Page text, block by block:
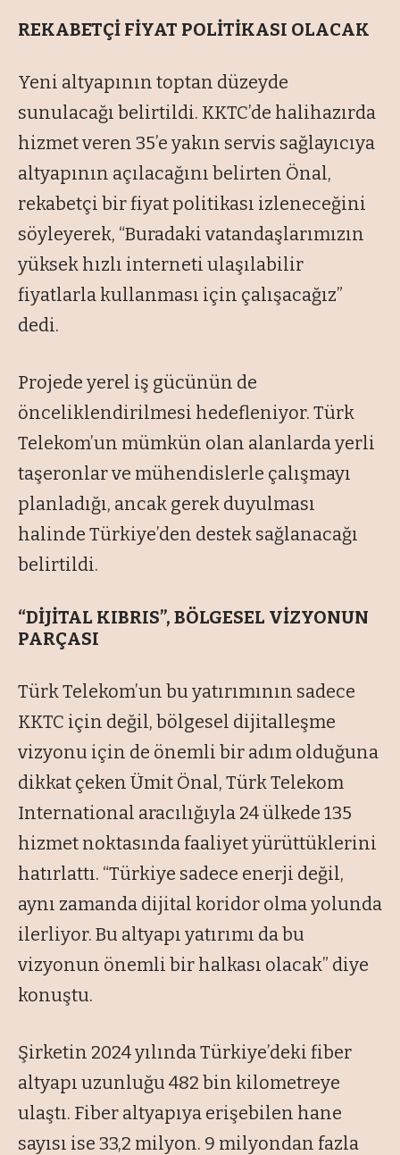
REKABETÇİ FİYAT POLİTİKASI OLACAK
Yeni altyapının toptan düzeyde
sunulacağı belirtildi. KKTC’de halihazırda
hizmet veren 35’e yakın servis sağlayıcıya
altyapının açılacağını belirten Önal,
rekabetçi bir fiyat politikası izleneceğini
söyleyerek, “Buradaki vatandaşlarımızın
yüksek hızlı interneti ulaşılabilir
fiyatlarla kullanması için çalışacağız”
dedi.
Projede yerel iş gücünün de
önceliklendirilmesi hedefleniyor. Türk
Telekom’un mümkün olan alanlarda yerli
taşeronlar ve mühendislerle çalışmayı
planladığı, ancak gerek duyulması
halinde Türkiye’den destek sağlanacağı
belirtildi.
“DİJİTAL KIBRIS”, BÖLGESEL VİZYONUN
PARÇASI
Türk Telekom’un bu yatırımının sadece
KKTC için değil, bölgesel dijitalleşme
vizyonu için de önemli bir adım olduğuna
dikkat çeken Ümit Önal, Türk Telekom
International aracılığıyla 24 ülkede 135
hizmet noktasında faaliyet yürüttüklerini
hatırlattı. “Türkiye sadece enerji değil,
aynı zamanda dijital koridor olma yolunda
ilerliyor. Bu altyapı yatırımı da bu
vizyonun önemli bir halkası olacak” diye
konuştu.
Şirketin 2024 yılında Türkiye’deki fiber
altyapı uzunluğu 482 bin kilometreye
ulaştı. Fiber altyapıya erişebilen hane
sayısı ise 33,2 milyon. 9 milyondan fazla